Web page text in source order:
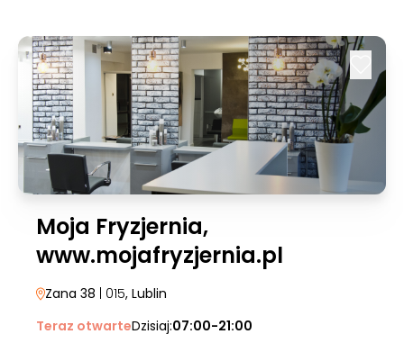
Moja Fryzjernia,
www.mojafryzjernia.pl
Zana 38 | 015, Lublin
Teraz otwarteDzisiaj:07:00-21:00